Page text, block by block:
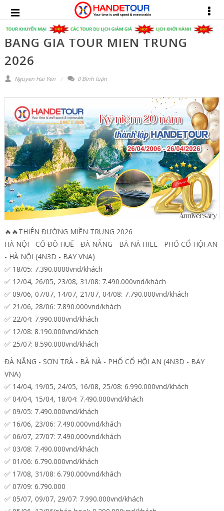
BẢNG GIÁ TOUR MIỀN TRUNG
2026
Nguyen Hai Yen 0 Bình luận
🔥🔥THIÊN ĐƯỜNG MIỀN TRUNG 2026
HÀ NỘI - CỐ ĐÔ HUẾ - ĐÀ NẴNG - BÀ NÀ HILL - PHỐ CỔ HỘI AN
- HÀ NỘI (4N3D - BAY VNA)
✅ 18/05: 7.390.0000vnd/khách
✅ 12/04, 26/05, 23/08, 31/08: 7.490.000vnd/khách
✅ 09/06, 07/07, 14/07, 21/07, 04/08: 7.790.000vnd/khách
✅ 21/06, 28/06: 7.890.000vnd/khách
✅ 22/04: 7.990.000vnd/khách
✅ 12/08: 8.190.000vnd/khách
✅ 25/07: 8.590.000vnd/khách
ĐÀ NẴNG - SƠN TRÀ - BÀ NÀ - PHỐ CỔ HỘI AN (4N3D - BAY
VNA)
✅ 14/04, 19/05, 24/05, 16/08, 25/08: 6.990.000vnd/khách
✅ 04/04, 15/04, 18/04: 7.490.000vnd/khách
✅ 09/05: 7.490.000vnd/khách
✅ 16/06, 23/06: 7.490.000vnd/khách
✅ 06/07, 27/07: 7.490.000vnd/khách
✅ 03/08: 7.490.000vnd/khách
✅ 01/06: 6.790.000vnd/khách
✅ 17/08, 31/08: 6.790.000vnd/khách
✅ 07/09: 6.790.000
✅ 05/07, 09/07, 29/07: 7.990.000vnd/khách